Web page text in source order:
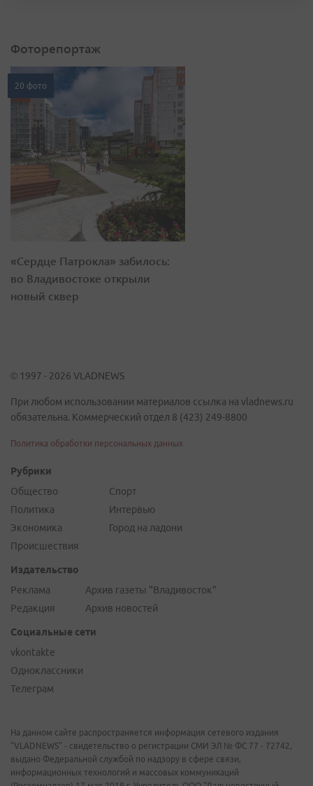
Фоторепортаж
20 фото
«Сердце Патрокла» забилось:
во Владивостоке открыли
новый сквер
© 1997 - 2026 VLADNEWS
При любом использовании материалов ссылка на vladnews.ru
обязательна. Коммерческий отдел 8 (423) 249-8800
Политика обработки персональных данных
Рубрики
Общество
Политика
Экономика
Происшествия
Спорт
Интервью
Город на ладони
Издательство
Реклама
Редакция
Архив газеты "Владивосток"
Архив новостей
Социальные сети
vkontakte
Одноклассники
Телеграм
На данном сайте распространяется информация сетевого издания
"VLADNEWS" - свидетельство о регистрации СМИ ЭЛ № ФС 77 - 72742,
выдано Федеральной службой по надзору в сфере связи,
информационных технологий и массовых коммуникаций